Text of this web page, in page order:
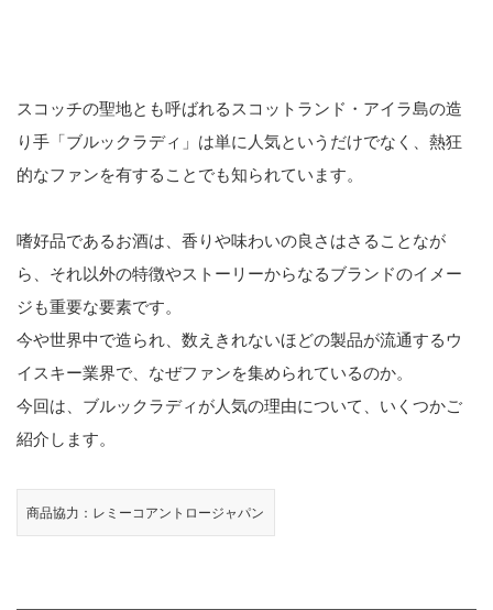
スコッチの聖地とも呼ばれるスコットランド・アイラ島の造
り手「ブルックラディ」は単に人気というだけでなく、熱狂
的なファンを有することでも知られています。
嗜好品であるお酒は、香りや味わいの良さはさることなが
ら、それ以外の特徴やストーリーからなるブランドのイメー
ジも重要な要素です。
今や世界中で造られ、数えきれないほどの製品が流通するウ
イスキー業界で、なぜファンを集められているのか。
今回は、ブルックラディが人気の理由について、いくつかご
紹介します。
商品協力：レミーコアントロージャパン